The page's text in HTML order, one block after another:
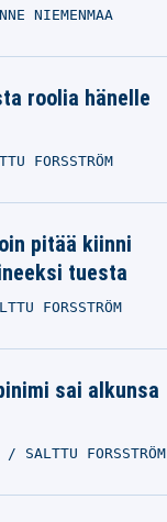
NIEMENMAA
roolia hänelle
FORSSTRÖM
pitää kiinni
tuesta
FORSSTRÖM
sai alkunsa
SALTTU FORSSTRÖM